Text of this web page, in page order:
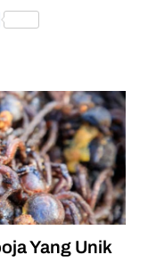
Share
Yang Unik